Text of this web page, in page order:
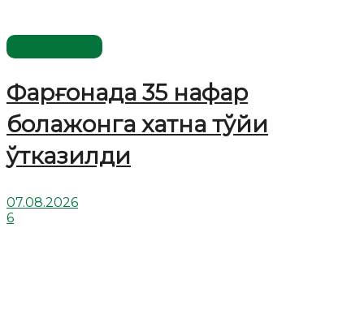
Фарғонада 35 нафар
болажонга хатна тўйи
ўтказилди
07.08.2026
6